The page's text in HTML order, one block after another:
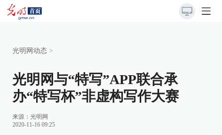
光明网动态 >
光明网与“特写”APP联合承
办“特写杯”非虚构写作大赛
来源： 光明网
2020-11-16 09:25